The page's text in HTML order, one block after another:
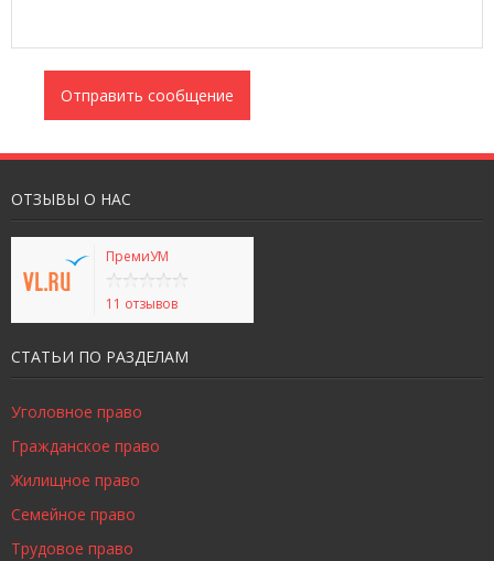
ОТЗЫВЫ О НАС
ПремиУМ
11 отзывов
СТАТЬИ ПО РАЗДЕЛАМ
Уголовное право
Гражданское право
Жилищное право
Семейное право
Трудовое право